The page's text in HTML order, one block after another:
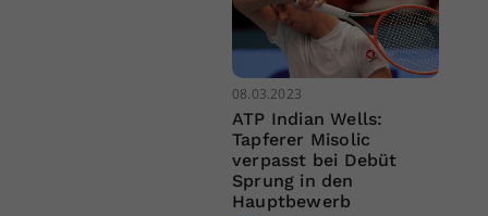
08.03.2023
ATP Indian Wells:
Tapferer Misolic
verpasst bei Debüt
Sprung in den
Hauptbewerb